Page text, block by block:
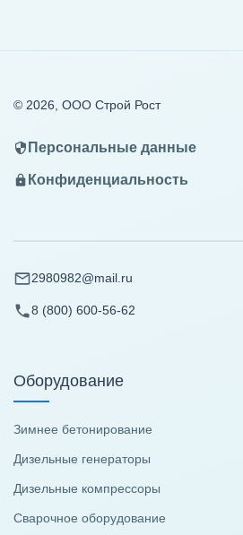
© 2026, ООО Строй Рост
Персональные данные
Конфиденциальность
2980982@mail.ru
8 (800) 600-56-62
Оборудование
Зимнее бетонирование
Дизельные генераторы
Дизельные компрессоры
Сварочное оборудование